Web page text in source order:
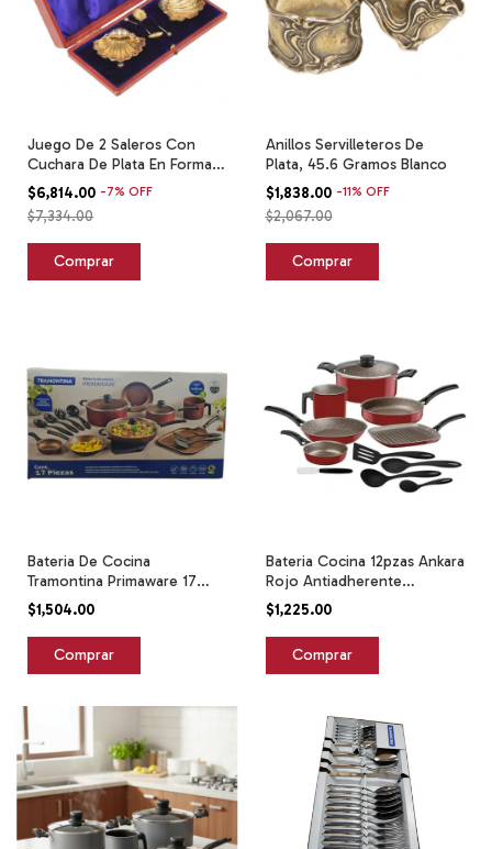
Juego De 2 Saleros Con
Cuchara De Plata En Forma
De Concha Blanco
$6,814.00 -7% OFF
$7,334.00
Anillos Servilleteros De
Plata, 45.6 Gramos Blanco
$1,838.00 -11% OFF
$2,067.00
Bateria De Cocina
Tramontina Primaware 17
Piezas Rojo
$1,504.00
Bateria Cocina 12pzas Ankara
Rojo Antiadherente
Tramontina Rojo
$1,225.00